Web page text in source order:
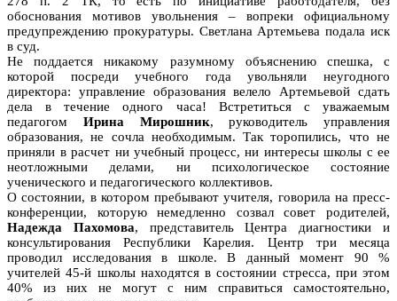
обоснования мотивов увольнения – вопреки официальному
предупреждению прокуратуры. Светлана Артемьева подала иск
в суд.
Не поддается никакому разумному объяснению спешка, с
которой посреди учебного года увольняли неугодного
директора: управление образования велело Артемьевой сдать
дела в течение одного часа! Встретиться с уважаемым
педагогом Ирина Мирошник, руководитель управления
образования, не сочла необходимым. Так торопились, что не
приняли в расчет ни учебный процесс, ни интересы школы с ее
неотложными делами, ни психологическое состояние
ученического и педагогического коллективов.
О состоянии, в котором пребывают учителя, говорила на пресс-
конференции, которую немедленно созвал совет родителей,
Надежда Пахомова, представитель Центра диагностики и
консультирования Республики Карелия. Центр три месяца
проводил исследования в школе. В данный момент 90 %
учителей 45-й школы находятся в состоянии стресса, при этом
40% из них не могут с ним справиться самостоятельно,